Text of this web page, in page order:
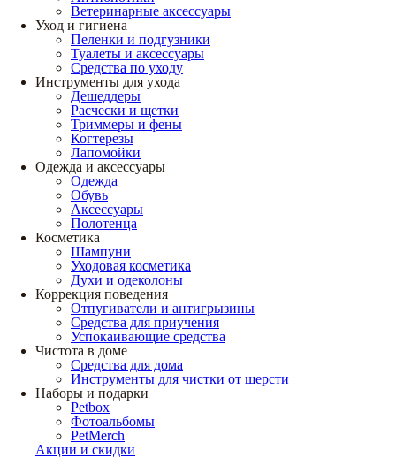
Ветеринарные аксессуары
Уход и гигиена
Пеленки и подгузники
Туалеты и аксессуары
Средства по уходу
Инструменты для ухода
Дешеддеры
Расчески и щетки
Триммеры и фены
Когтерезы
Лапомойки
Одежда и аксессуары
Одежда
Обувь
Аксессуары
Полотенца
Косметика
Шампуни
Уходовая косметика
Духи и одеколоны
Коррекция поведения
Отпугиватели и антигрызины
Средства для приучения
Успокаивающие средства
Чистота в доме
Средства для дома
Инструменты для чистки от шерсти
Наборы и подарки
Petbox
Фотоальбомы
PetMerch
Акции и скидки